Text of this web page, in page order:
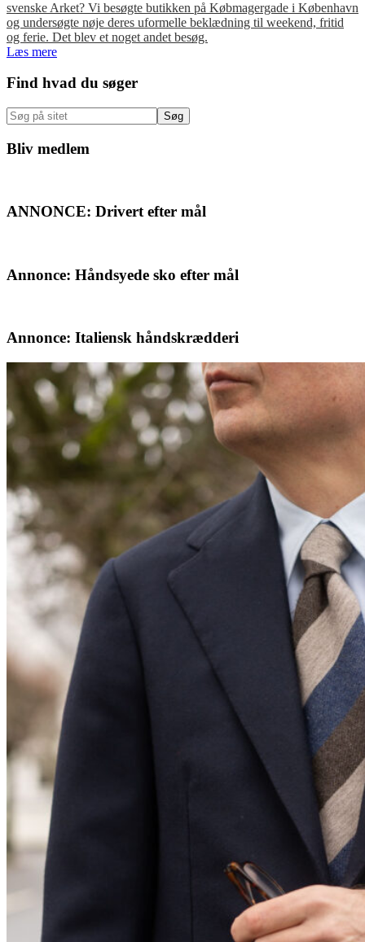
svenske Arket? Vi besøgte butikken på Købmagergade i København
og undersøgte nøje deres uformelle beklædning til weekend, fritid
og ferie. Det blev et noget andet besøg.
Læs mere
Primær
Sidebar
Find hvad du søger
Søg
på
sitet
Bliv medlem
ANNONCE: Drivert efter mål
Annonce: Håndsyede sko efter mål
Annonce: Italiensk håndskrædderi